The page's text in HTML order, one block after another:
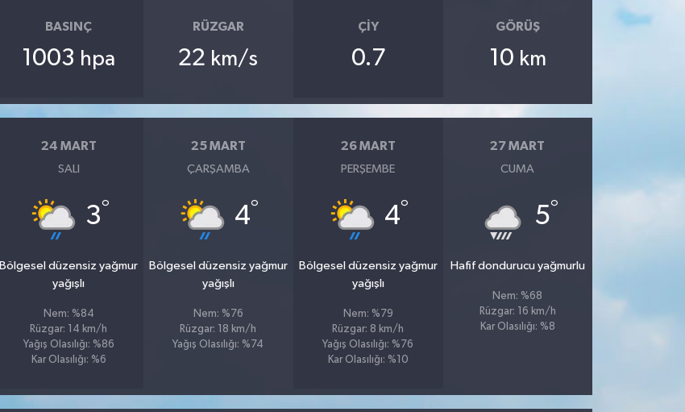
BASINÇ
1003 hpa
RÜZGAR
22 km/s
ÇIY
0.7
GÖRÜŞ
10 km
24 MART
SALI
3°
Bölgesel düzensiz yağmur
yağışlı
Nem: %84
Rüzgar: 14 km/h
Yağış Olasılığı: %86
Kar Olasılığı: %6
25 MART
ÇARŞAMBA
4°
Bölgesel düzensiz yağmur
yağışlı
Nem: %76
Rüzgar: 18 km/h
Yağış Olasılığı: %74
26 MART
PERŞEMBE
4°
Bölgesel düzensiz yağmur
yağışlı
Nem: %79
Rüzgar: 8 km/h
Yağış Olasılığı: %76
Kar Olasılığı: %10
27 MART
CUMA
5°
Hafif dondurucu yağmurlu
Nem: %68
Rüzgar: 16 km/h
Kar Olasılığı: %8